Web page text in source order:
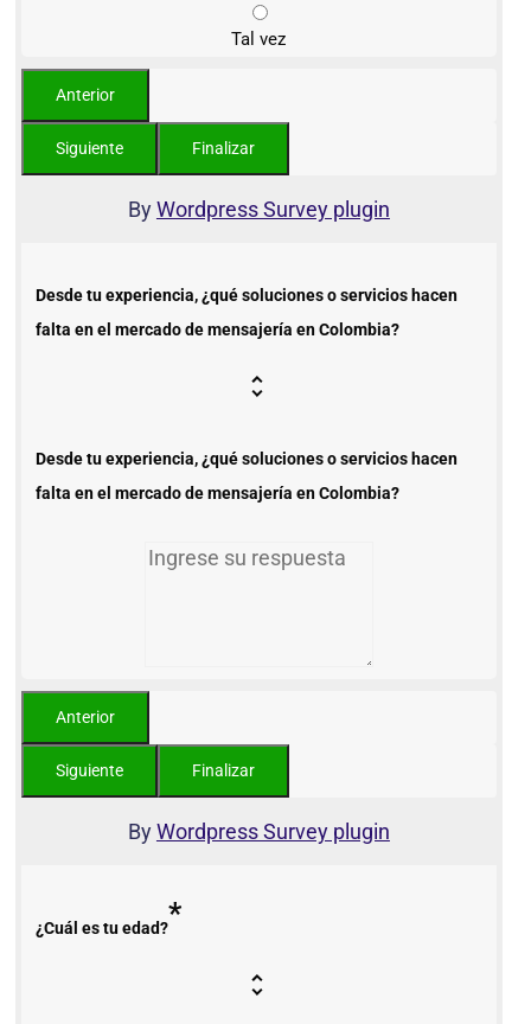
Tal vez
ByWordpress Survey plugin
Desde tu experiencia, ¿qué soluciones o servicios hacen
falta en el mercado de mensajería en Colombia?
Desde tu experiencia, ¿qué soluciones o servicios hacen
falta en el mercado de mensajería en Colombia?
ByWordpress Survey plugin
¿Cuál es tu edad?*